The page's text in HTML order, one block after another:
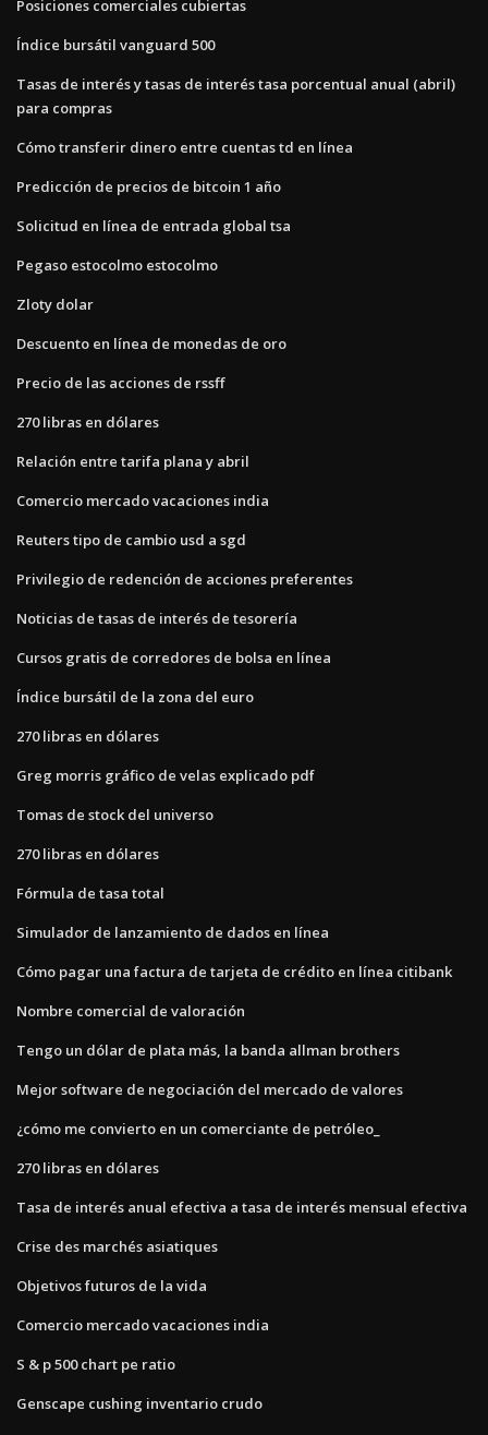
Posiciones comerciales cubiertas
Índice bursátil vanguard 500
Tasas de interés y tasas de interés tasa porcentual anual (abril)
para compras
Cómo transferir dinero entre cuentas td en línea
Predicción de precios de bitcoin 1 año
Solicitud en línea de entrada global tsa
Pegaso estocolmo estocolmo
Zloty dolar
Descuento en línea de monedas de oro
Precio de las acciones de rssff
270 libras en dólares
Relación entre tarifa plana y abril
Comercio mercado vacaciones india
Reuters tipo de cambio usd a sgd
Privilegio de redención de acciones preferentes
Noticias de tasas de interés de tesorería
Cursos gratis de corredores de bolsa en línea
Índice bursátil de la zona del euro
270 libras en dólares
Greg morris gráfico de velas explicado pdf
Tomas de stock del universo
270 libras en dólares
Fórmula de tasa total
Simulador de lanzamiento de dados en línea
Cómo pagar una factura de tarjeta de crédito en línea citibank
Nombre comercial de valoración
Tengo un dólar de plata más, la banda allman brothers
Mejor software de negociación del mercado de valores
¿cómo me convierto en un comerciante de petróleo_
270 libras en dólares
Tasa de interés anual efectiva a tasa de interés mensual efectiva
Crise des marchés asiatiques
Objetivos futuros de la vida
Comercio mercado vacaciones india
S & p 500 chart pe ratio
Genscape cushing inventario crudo